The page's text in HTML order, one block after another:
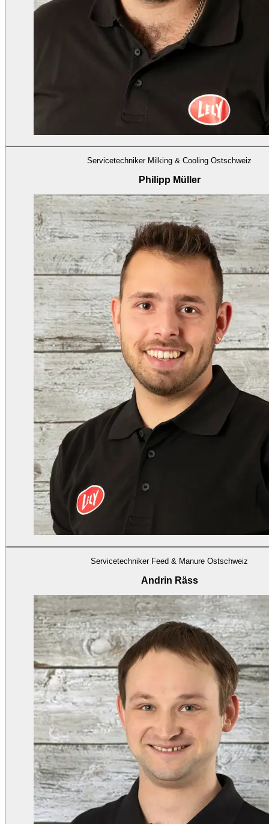
Servicetechniker Milking & Cooling Ostschweiz
Philipp Müller
Servicetechniker Feed & Manure Ostschweiz
Andrin Räss